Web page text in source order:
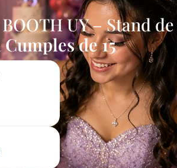
UY – Stand de
Cumples de 15